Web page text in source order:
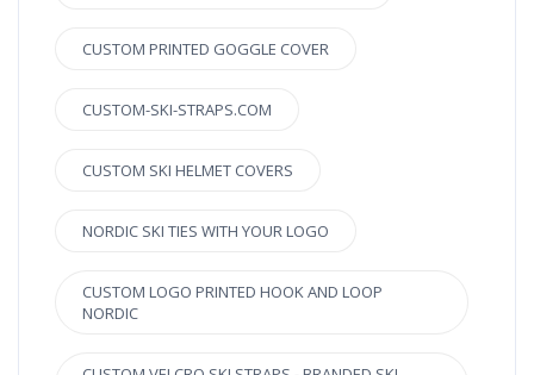
CUSTOM PRINTED GOGGLE COVER
CUSTOM-SKI-STRAPS.COM
CUSTOM SKI HELMET COVERS
NORDIC SKI TIES WITH YOUR LOGO
CUSTOM LOGO PRINTED HOOK AND LOOP
NORDIC